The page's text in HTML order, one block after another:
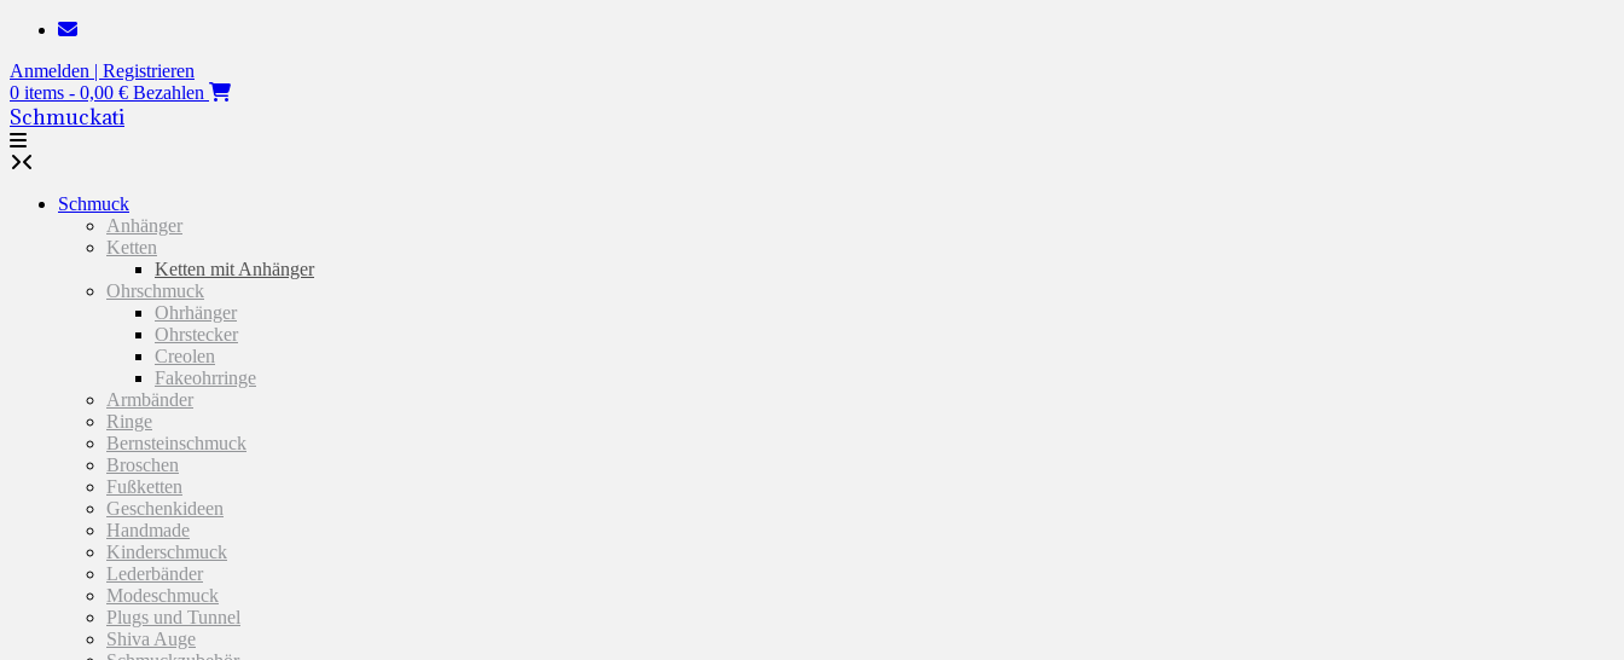
Zum
springen
Anmelden | Registrieren
0 items - 0,00 € Bezahlen
Schmuckati
Schmuck
Anhänger
Ketten
Ketten mit Anhänger
Ohrschmuck
Ohrhänger
Ohrstecker
Creolen
Fakeohrringe
Armbänder
Ringe
Bernsteinschmuck
Broschen
Fußketten
Geschenkideen
Handmade
Kinderschmuck
Lederbänder
Modeschmuck
Plugs und Tunnel
Shiva Auge